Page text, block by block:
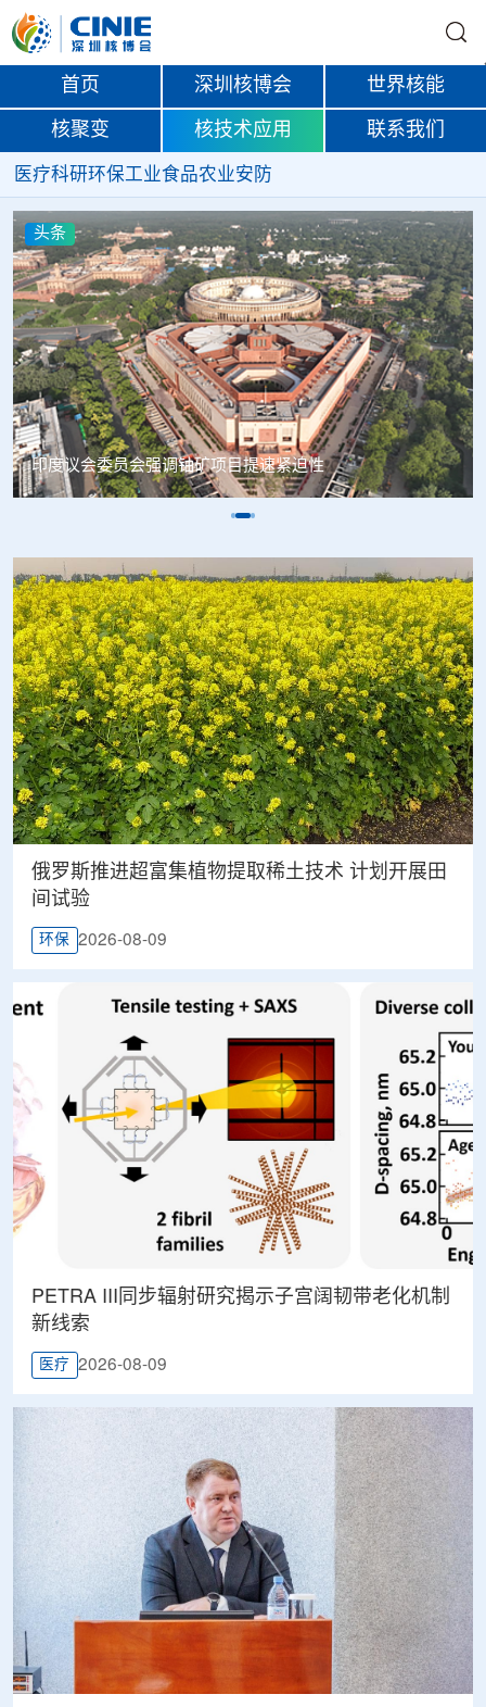
首页 深圳核博会 世界核能
核聚变 核技术应用 联系我们
医疗科研环保工业食品农业安防
头条
中核辐智正式设立 中国同辐持股90%打通核医疗全产业链
俄罗斯推进超富集植物提取稀土技术 计划开展田
间试验
环保 2026-08-09
PETRA III同步辐射研究揭示子宫阔韧带老化机制
新线索
医疗 2026-08-09